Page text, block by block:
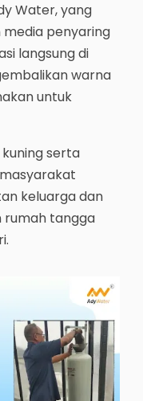
Water, yang
penyaring
langsung di
warna
untuk
serta
keluarga dan
tangga